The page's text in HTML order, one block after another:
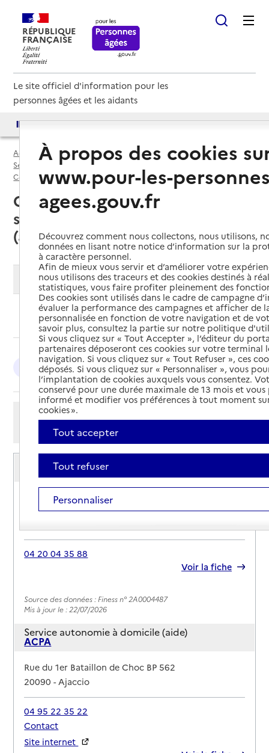
RÉPUBLIQUE
FRANÇAISE
Le site officiel d'information pour les
personnes âgées et les aidants
Accès aux annuaires Accès par besoin
Accueil
Espace annuaire
Services autonomie à domicile (aide) par département
Corse-du-Sud (2A)
Service autonomie à domicile (aide)
Corse-du-Sud (2A) : liste des 29
services autonomie à domicile
(aide)
Modifier ma recherche
Ajouter cette recherche aux favoris
Ajaccio : 8 Porto-Vecchio : 3 Afa : 2
Afficher les résultats par:
Mode liste
Mode carte
Service autonomie à domicile (aide)
04 20 04 35 88
Adresse
Sari-Solenzara Maison des services de la Poste Le
Bourg
04 20 04 35 88
Voir la fiche
Source des données : Finess n° 2A0004487
Mis à jour le : 22/07/2026
Service autonomie à domicile (aide)
ACPA
Adresse
Rue du 1er Bataillon de Choc BP 562
20090-Ajaccio
04 95 22 35 22
Contact
Site internet
À propos des cookies
www.pour-les-
agees.gouv.fr
Découvrez comment nous collectons, nous utilisons,
données en lisant notre notice d’information sur la
à caractère personnel.
Afin de mieux vous servir et d’améliorer votre
nous utilisons des traceurs et des cookies destinés à
statistiques, vous faire profiter pleinement des
Des cookies sont utilisés dans le cadre de campagne
évaluer la performance des campagnes et afficher de
personnalisée en fonction de votre navigation et de
savoir plus, consultez la partie sur notre politique
Si vous cliquez sur « Tout Accepter », l’éditeur du
partenaires déposeront ces cookies sur votre terminal
navigation. Si vous cliquez sur « Tout Refuser », ces
déposés. Si vous cliquez sur « Personnaliser », vous
l’implantation de cookies auxquels vous consentez.
conservé pour une durée maximale de 13 mois et
informé et modifier vos préférences à tout moment
cookies ».
Tout accepter
Tout refuser
Personnaliser